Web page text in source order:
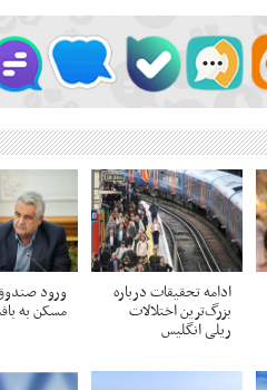
ادامه تحقیقات درباره
بزرگ‌ترین اختلالات
ریلی انگلیس
ورود
مسکن به